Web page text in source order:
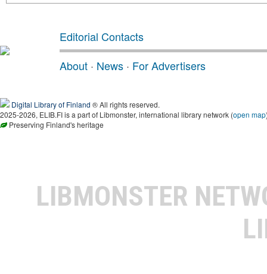
Editorial Contacts
About · News · For Advertisers
Digital Library of Finland ® All rights reserved.
2025-2026, ELIB.FI is a part of Libmonster, international library network (open map
Preserving Finland's heritage
LIBMONSTER